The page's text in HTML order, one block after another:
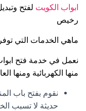
ابواب الكويت لفتح
رخيص
ماهي الخدمات التي
نعمل في خدمة فتح
منها الكهربائية ومنها
نقوم بفتح باب
حديثة لا تسبب